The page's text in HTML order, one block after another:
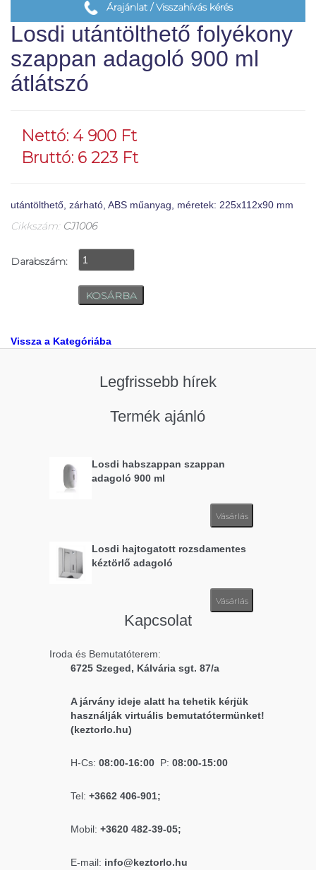
Árajánlat / Visszahívás kérés
Losdi utántölthető folyékony
szappan adagoló 900 ml
átlátszó
Nettó: 4 900 Ft
Bruttó: 6 223 Ft
utántölthető, zárható, ABS műanyag, méretek: 225x112x90 mm
Cikkszám: CJ1006
Darabszám:
Vissza a Kategóriába
Legfrissebb hírek
Termék ajánló
Losdi habszappan szappan
adagoló 900 ml
Vásárlás
Losdi hajtogatott rozsdamentes
kéztörlő adagoló
Vásárlás
Kapcsolat
Iroda és Bemutatóterem:
6725 Szeged, Kálvária sgt. 87/a
A járvány ideje alatt ha tehetik kérjük
használják virtuális bemutatótermünket!
(keztorlo.hu)
H-Cs: 08:00-16:00 P: 08:00-15:00
Tel: +3662 406-901;
Mobil: +3620 482-39-05;
E-mail: info@keztorlo.hu